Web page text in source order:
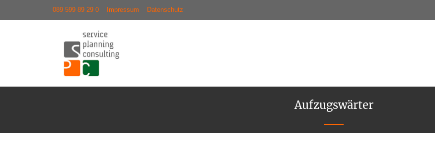
089 599 89 29 0 Impressum Datenschutz
Aufzugswärter